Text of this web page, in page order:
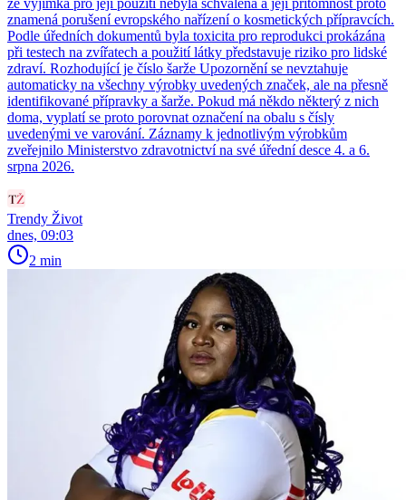
znamená porušení evropského nařízení o kosmetických přípravcích.
Podle úředních dokumentů byla toxicita pro reprodukci prokázána
při testech na zvířatech a použití látky představuje riziko pro lidské
zdraví. Rozhodující je číslo šarže Upozornění se nevztahuje
automaticky na všechny výrobky uvedených značek, ale na přesně
identifikované přípravky a šarže. Pokud má někdo některý z nich
doma, vyplatí se proto porovnat označení na obalu s čísly
uvedenými ve varování. Záznamy k jednotlivým výrobkům
zveřejnilo Ministerstvo zdravotnictví na své úřední desce 4. a 6.
srpna 2026.
Trendy Život
dnes, 09:03
2 min